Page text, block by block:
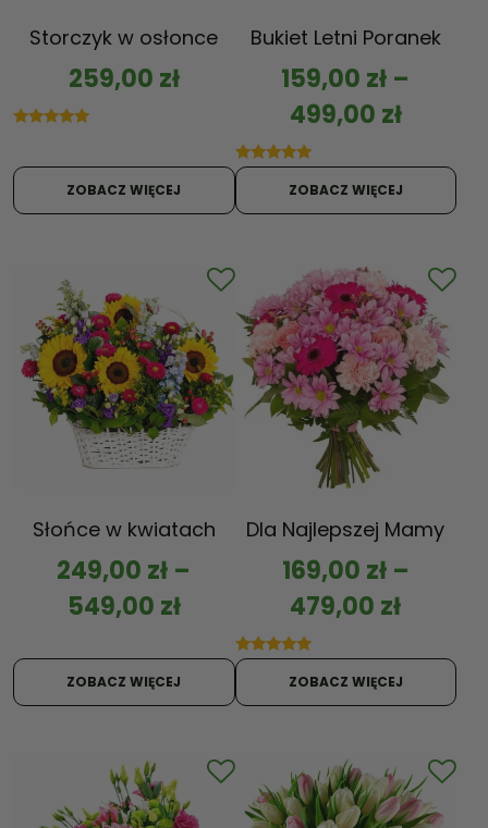
Storczyk w osłonce
259,00 zł
na 5
ZOBACZ WIĘCEJ
Bukiet Letni Poranek
159,00 zł –
499,00 zł
ZOBACZ WIĘCEJ
Słońce w kwiatach
249,00 zł –
549,00 zł
ZOBACZ WIĘCEJ
Dla Najlepszej Mamy
169,00 zł–
479,00 zł
ZOBACZ WIĘCEJ